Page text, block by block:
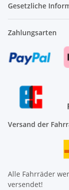
Gesetzliche
Zahlungsarten
Versand der
Alle Fahrräder
versendet!